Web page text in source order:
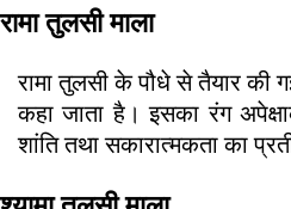
रामा तुलसी माला
रामा तुलसी के पौधे से तैयार की
कहा जाता है। इसका रंग
शांति तथा सकारात्मकता का